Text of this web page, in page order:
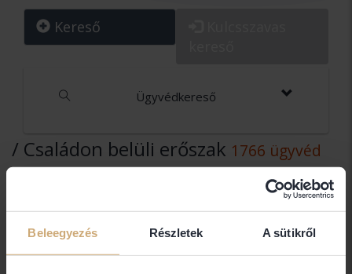
Beleegyezés Részletek A sütikről
Kereső
Ügyvédkereső
/ Családon belüli erőszak 1766 ügyvéd